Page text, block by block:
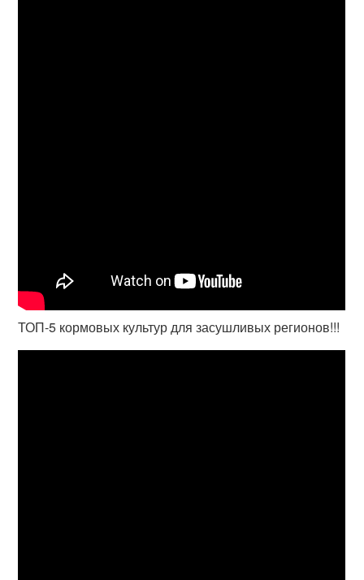
ТОП-5 кормовых культур для засушливых регионов!!!